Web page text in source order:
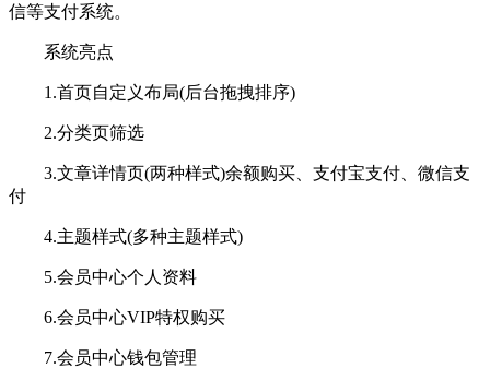
信等支付系统。
系统亮点
1.首页自定义布局(后台拖拽排序)
2.分类页筛选
3.文章详情页(两种样式)余额购买、支付宝支付、微信支
付
4.主题样式(多种主题样式)
5.会员中心个人资料
6.会员中心VIP特权购买
7.会员中心钱包管理